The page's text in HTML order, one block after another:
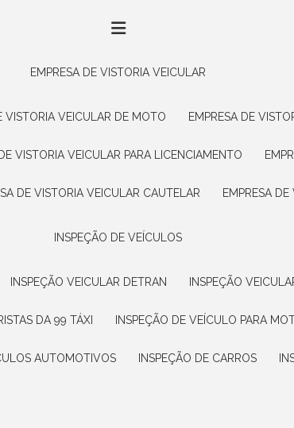
EMPRESA DE VISTORIA VEICULAR
VISTORIA VEICULAR DE MOTO EMPRESA DE
DE VISTORIA VEICULAR PARA LICENCIAMENTO
DE VISTORIA VEICULAR CAUTELAR EMPRESA
INSPEÇÃO DE VEÍCULOS
INSPEÇÃO VEICULAR DETRAN INSPEÇÃO
DA 99 TÁXI INSPEÇÃO DE VEÍCULO PARA
AUTOMOTIVOS INSPEÇÃO DE CARROS